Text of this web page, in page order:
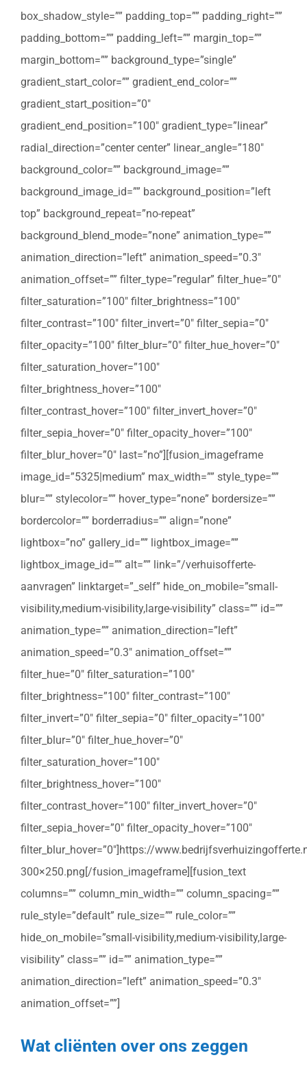
box_shadow_style=”” padding_top=”” padding_right=””
padding_bottom=”” padding_left=”” margin_top=””
margin_bottom=”” background_type=”single”
gradient_start_color=”” gradient_end_color=””
gradient_start_position=”0″
gradient_end_position=”100″ gradient_type=”linear”
radial_direction=”center center” linear_angle=”180″
background_color=”” background_image=””
background_image_id=”” background_position=”left
top” background_repeat=”no-repeat”
background_blend_mode=”none” animation_type=””
animation_direction=”left” animation_speed=”0.3″
animation_offset=”” filter_type=”regular” filter_hue=”0″
filter_saturation=”100″ filter_brightness=”100″
filter_contrast=”100″ filter_invert=”0″ filter_sepia=”0″
filter_opacity=”100″ filter_blur=”0″ filter_hue_hover=”0″
filter_saturation_hover=”100″
filter_brightness_hover=”100″
filter_contrast_hover=”100″ filter_invert_hover=”0″
filter_sepia_hover=”0″ filter_opacity_hover=”100″
filter_blur_hover=”0″ last=”no”][fusion_imageframe
image_id=”5325|medium” max_width=”” style_type=””
blur=”” stylecolor=”” hover_type=”none” bordersize=””
bordercolor=”” borderradius=”” align=”none”
lightbox=”no” gallery_id=”” lightbox_image=””
lightbox_image_id=”” alt=”” link=”/verhuisofferte-
aanvragen” linktarget=”_self” hide_on_mobile=”small-
visibility,medium-visibility,large-visibility” class=”” id=””
animation_type=”” animation_direction=”left”
animation_speed=”0.3″ animation_offset=””
filter_hue=”0″ filter_saturation=”100″
filter_brightness=”100″ filter_contrast=”100″
filter_invert=”0″ filter_sepia=”0″ filter_opacity=”100″
filter_blur=”0″ filter_hue_hover=”0″
filter_saturation_hover=”100″
filter_brightness_hover=”100″
filter_contrast_hover=”100″ filter_invert_hover=”0″
filter_sepia_hover=”0″ filter_opacity_hover=”100″
filter_blur_hover=”0″]https://
300×250.png[/fusion_imageframe][fusion_text
columns=”” column_min_width=”” column_spacing=””
rule_style=”default” rule_size=”” rule_color=””
hide_on_mobile=”small-visibility,medium-visibility,large-
visibility” class=”” id=”” animation_type=””
animation_direction=”left” animation_speed=”0.3″
animation_offset=””]
Wat cliënten over ons zeggen